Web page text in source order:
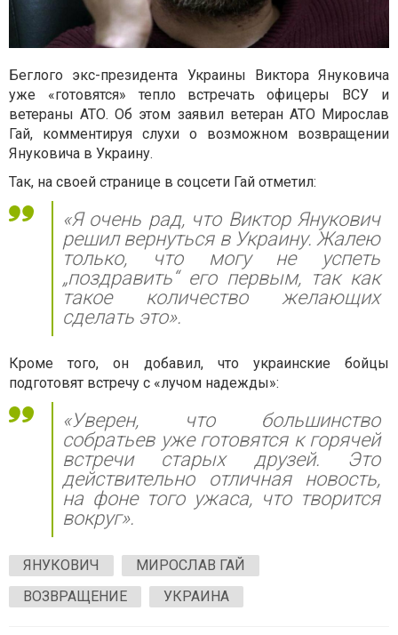
Беглого экс-президента Украины Виктора Януковича
уже «готовятся» тепло встречать офицеры ВСУ и
ветераны АТО. Об этом заявил ветеран АТО Мирослав
Гай, комментируя слухи о возможном возвращении
Януковича в Украину.
Так, на своей странице в соцсети Гай отметил:
«Я очень рад, что Виктор Янукович
решил вернуться в Украину. Жалею
только, что могу не успеть
„поздравить“ его первым, так как
такое количество желающих
сделать это».
Кроме того, он добавил, что украинские бойцы
подготовят встречу с «лучом надежды»:
«Уверен, что большинство
собратьев уже готовятся к горячей
встречи старых друзей. Это
действительно отличная новость,
на фоне того ужаса, что творится
вокруг».
ЯНУКОВИЧ
МИРОСЛАВ ГАЙ
ВОЗВРАЩЕНИЕ
УКРАИНА